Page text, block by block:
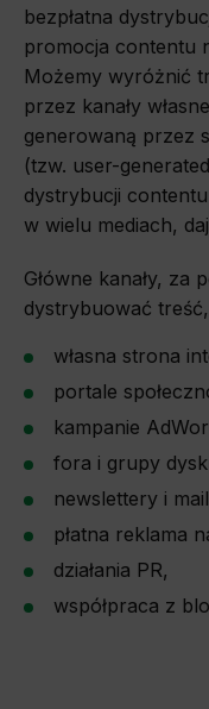
bezpłatna
promocja contentu
Możemy wyróżnić
przez kanały
generowaną przez
(tzw. user-
dystrybucji
w wielu mediach,
Główne kanały, za
dystrybuować
własna strona
portale
kampanie
fora i grupy
newslettery i
płatna reklama
działania PR,
współpraca z